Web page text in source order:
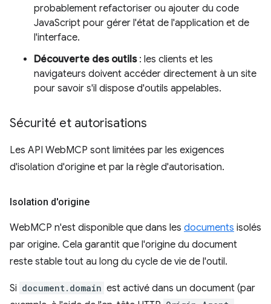
probablement refactoriser ou ajouter du code
JavaScript pour gérer l'état de l'application et de
l'interface.
Découverte des outils: les clients et les
navigateurs doivent accéder directement à un site
pour savoir s'il dispose d'outils appelables.
Sécurité et autorisations
Les API WebMCP sont limitées par les exigences
d'isolation d'origine et par la règle d'autorisation.
Isolation d'origine
WebMCP n'est disponible que dans les documents isolés
par origine. Cela garantit que l'origine du document
reste stable tout au long du cycle de vie de l'outil.
Si document.domain est activé dans un document (par